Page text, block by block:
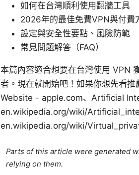
如何在台灣順利使用翻牆工具
2026年的最佳免費VPN與付費
設定與安全性要點、風險防範
常見問題解答（FAQ）
本篇內容適合想要在台灣使用 VPN
者。現在就開始吧！如果你想先看
Website - apple.com、Artificial
en.wikipedia.org/wiki/
en.wikipedia.org/wiki/
Parts of this article were generated
relying on them.